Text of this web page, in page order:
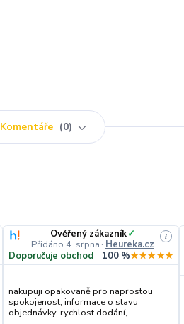
Komentáře 0
Ověřený zákazník✓
Přidáno 4. srpna · Heureka.cz
i
Doporučuje obchod 100 %★★★★★
nakupuji opakovaně pro naprostou
spokojenost, informace o stavu
objednávky, rychlost dodání,....